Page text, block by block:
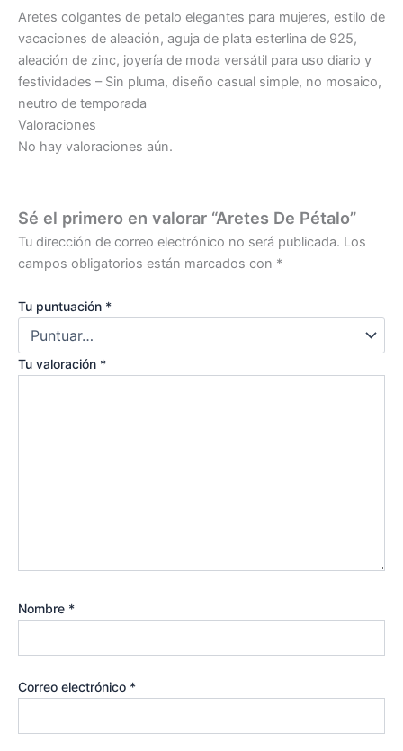
Aretes colgantes de petalo elegantes para mujeres, estilo de
vacaciones de aleación, aguja de plata esterlina de 925,
aleación de zinc, joyería de moda versátil para uso diario y
festividades – Sin pluma, diseño casual simple, no mosaico,
neutro de temporada
Valoraciones
No hay valoraciones aún.
Sé el primero en valorar “Aretes De Pétalo”
Tu dirección de correo electrónico no será publicada. Los
campos obligatorios están marcados con *
Tu puntuación *
Tu valoración *
Nombre *
Correo electrónico *